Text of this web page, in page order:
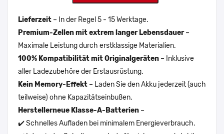
Lieferzeit – In der Regel 5 - 15 Werktage.
Premium-Zellen mit extrem langer Lebensdauer–
Maximale Leistung durch erstklassige Materialien.
100% Kompatibilität mit Originalgeräten – Inklusive
aller Ladezubehöre der Erstausrüstung.
Kein Memory-Effekt – Laden Sie den Akku jederzeit (auch
teilweise) ohne Kapazitätseinbußen.
Herstellerneue Klasse-A-Batterien –
✔️ Schnelles Aufladen bei minimalem Energieverbrauch.